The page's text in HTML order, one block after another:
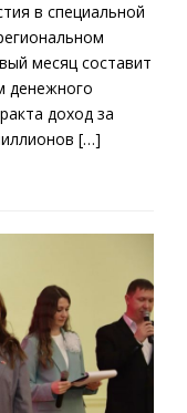
в специальной
месяц составит
денежного
доход за
[…]